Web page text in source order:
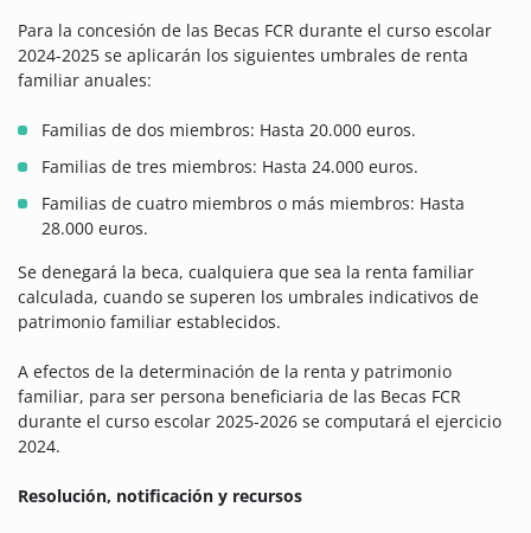
Para la concesión de las Becas FCR durante el curso escolar
2024-2025 se aplicarán los siguientes umbrales de renta
familiar anuales:
Familias de dos miembros: Hasta 20.000 euros.
Familias de tres miembros: Hasta 24.000 euros.
Familias de cuatro miembros o más miembros: Hasta
28.000 euros.
Se denegará la beca, cualquiera que sea la renta familiar
calculada, cuando se superen los umbrales indicativos de
patrimonio familiar establecidos.
A efectos de la determinación de la renta y patrimonio
familiar, para ser persona beneficiaria de las Becas FCR
durante el curso escolar 2025-2026 se computará el ejercicio
2024.
Resolución, notificación y recursos